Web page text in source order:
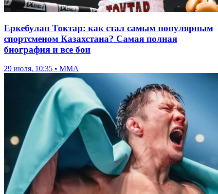
Еркебулан Токтар: как стал самым популярным
спортсменом Казахстана? Самая полная
биография и все бои
29 июля, 10:35 • ММА